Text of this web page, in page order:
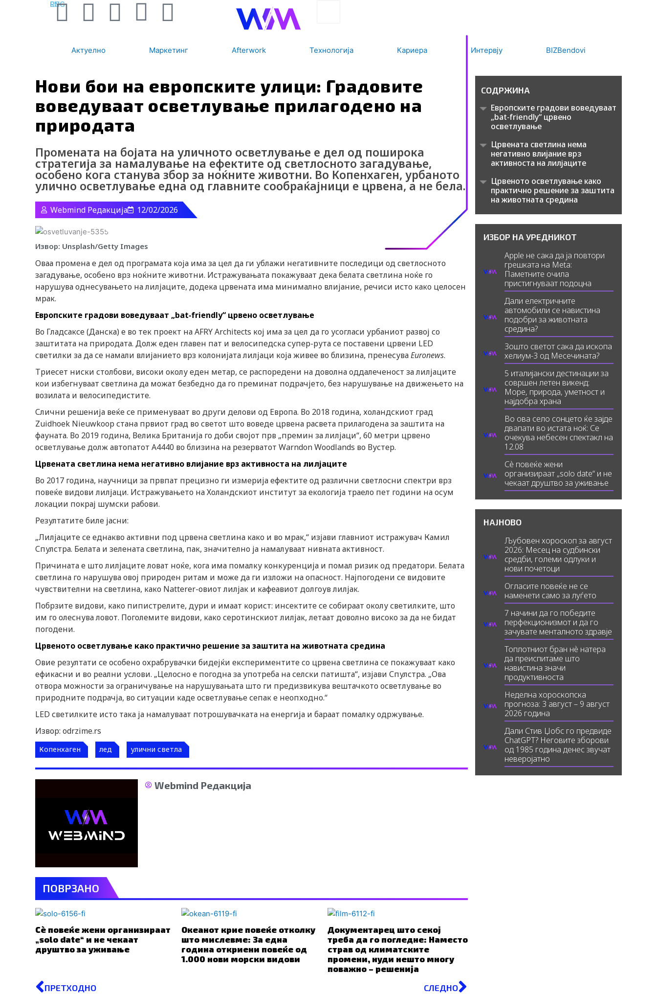
RS
ENGF
c
e
b
o
o
k
I
s
t
a
g
r
a
m
Y
t
u
b
e
I
o
-
t
k
-
t
k
t
o
k
-
i
c
o
n
L
n
k
e
i
n
Актуелно Маркетинг Afterwork Технологија Кариера Интервју BIZBendovi
Нови бои на европските улици: Градовите
воведуваат осветлување прилагодено на
природата
Промената на бојата на уличното осветлување е дел од поширока
стратегија за намалување на ефектите од светлосното загадување,
особено кога станува збор за ноќните животни. Во Копенхаген, урбаното
улично осветлување една од главните сообраќајници е црвена, а не бела.
Webmind Редакција 12/02/2026
Извор: Unsplash/Getty Images
Оваа промена е дел од програмата која има за цел да ги ублажи негативните последици од светлосното
загадување, особено врз ноќните животни. Истражувањата покажуваат дека белата светлина ноќе го
нарушува однесувањето на лилјаците, додека црвената има минимално влијание, речиси исто како целосен
мрак.
Европските градови воведуваат „bat‑friendly“ црвено осветлување
Во Гладсаксе (Данска) е во тек проект на AFRY Architects кој има за цел да го усогласи урбаниот развој со
заштитата на природата. Долж еден главен пат и велосипедска супер-рута се поставени црвени LED
светилки за да се намали влијанието врз колонијата лилјаци која живее во близина, пренесуваEuronews.
Триесет ниски столбови, високи околу еден метар, се распоредени на доволна оддалеченост за лилјаците
кои избегнуваат светлина да можат безбедно да го преминат подрачјето, без нарушување на движењето на
возилата и велосипедистите.
Слични решенија веќе се применуваат во други делови од Европа. Во 2018 година, холандскиот град
Zuidhoek Nieuwkoop стана првиот град во светот што воведе црвена расвета прилагодена за заштита на
фауната. Во 2019 година, Велика Британија го доби својот прв „премин за лилјаци“, 60 метри црвено
осветлување долж автопатот A4440 во близина на резерватот Warndon Woodlands во Вустер.
Црвената светлина нема негативно влијание врз активноста на лилјаците
Во 2017 година, научници за првпат прецизно ги измерија ефектите од различни светлосни спектри врз
повеќе видови лилјаци. Истражувањето на Холандскиот институт за екологија траело пет години на осум
локации покрај шумски рабови.
Резултатите биле јасни:
„Лилјаците се еднакво активни под црвена светлина како и во мрак,“ изјави главниот истражувач Камил
Спулстра. Белата и зелената светлина, пак, значително ја намалуваат нивната активност.
Причината е што лилјаците ловат ноќе, кога има помалку конкуренција и помал ризик од предатори. Белата
светлина го нарушува овој природен ритам и може да ги изложи на опасност. Најпогодени се видовите
чувствителни на светлина, како Natterer-овиот лилјак и кафеавиот долгоув лилјак.
Побрзите видови, како пипистрелите, дури и имаат корист: инсектите се собираат околу светилките, што
им го олеснува ловот. Поголемите видови, како серотинскиот лилјак, летаат доволно високо за да не бидат
погодени.
Црвеното осветлување како практично решение за заштита на животната средина
Овие резултати се особено охрабрувачки бидејќи експериментите со црвена светлина се покажуваат како
ефикасни и во реални услови. „Целосно е погодна за употреба на селски патишта“, изјави Спулстра. „Ова
отвора можности за ограничување на нарушувањата што ги предизвикува вештачкото осветлување во
природните подрачја, во ситуации каде осветлување сепак е неопходно.“
LED светилките исто така ја намалуваат потрошувачката на енергија и бараат помалку одржување.
Извор: odrzime.rs
Копенхаген лед улични светла
Webmind Редакција
ПОВРЗАНО
Сè повеќе жени организираат
„solo date“ и не чекаат
друштво за уживање
Океанот крие повеќе отколку
што мислевме: За една
година откриени повеќе од
1.000 нови морски видови
Документарец што секој
треба да го погледне: Наместо
страв од климатските
промени, нуди нешто многу
поважно – решенија
Prev
ПРЕТХОДНО СЛЕДНОNext
СОДРЖИНА
Европските градови воведуваат
„bat‑friendly“ црвено
осветлување
Црвената светлина нема
негативно влијание врз
активноста на лилјаците
Црвеното осветлување како
практично решение за заштита
на животната средина
ИЗБОР НА УРЕДНИКОТ
Apple не сака да ја повтори
грешката на Meta:
Паметните очила
пристигнуваат подоцна
Дали електричните
автомобили се навистина
подобри за животната
средина?
Зошто светот сака да ископа
хелиум-3 од Месечината?
5 италијански дестинации за
совршен летен викенд:
Море, природа, уметност и
најдобра храна
Во ова село сонцето ќе зајде
двапати во истата ноќ: Се
очекува небесен спектакл на
12.08
Сè повеќе жени
организираат „solo date“ и не
чекаат друштво за уживање
НАЈНОВО
Љубовен хороскоп за август
2026: Месец на судбински
средби, големи одлуки и
нови почетоци
Огласите повеќе не се
наменети само за луѓето
7 начини да го победите
перфекционизмот и да го
зачувате менталното здравје
Топлотниот бран нè натера
да преиспитаме што
навистина значи
продуктивноста
Неделна хороскопска
прогноза: 3 август – 9 август
2026 година
Дали Стив Џобс го предвиде
ChatGPT? Неговите зборови
од 1985 година денес звучат
неверојатно